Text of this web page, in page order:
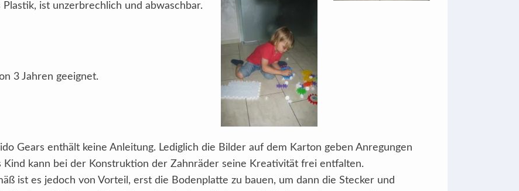
ist unzerbrechlich und abwaschbar.
3 Jahren geeignet.
Gears enthält keine Anleitung. Lediglich die Bilder auf dem Karton geben Anregungen
Kind kann bei der Konstruktion der Zahnräder seine Kreativität frei entfalten.
ist es jedoch von Vorteil, erst die Bodenplatte zu bauen, um dann die Stecker und